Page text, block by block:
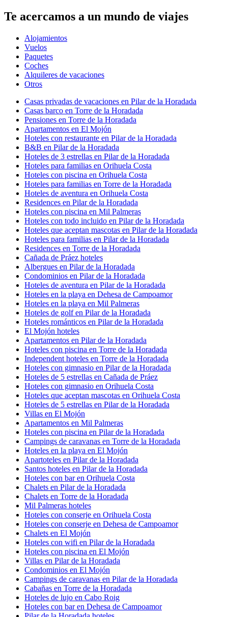
Te acercamos a un mundo de viajes
Alojamientos
Vuelos
Paquetes
Coches
Alquileres de vacaciones
Otros
Casas privadas de vacaciones en Pilar de la Horadada
Casas barco en Torre de la Horadada
Pensiones en Torre de la Horadada
Apartamentos en El Mojón
Hoteles con restaurante en Pilar de la Horadada
B&B en Pilar de la Horadada
Hoteles de 3 estrellas en Pilar de la Horadada
Hoteles para familias en Orihuela Costa
Hoteles con piscina en Orihuela Costa
Hoteles para familias en Torre de la Horadada
Hoteles de aventura en Orihuela Costa
Residences en Pilar de la Horadada
Hoteles con piscina en Mil Palmeras
Hoteles con todo incluido en Pilar de la Horadada
Hoteles que aceptan mascotas en Pilar de la Horadada
Hoteles para familias en Pilar de la Horadada
Residences en Torre de la Horadada
Cañada de Práez hoteles
Albergues en Pilar de la Horadada
Condominios en Pilar de la Horadada
Hoteles de aventura en Pilar de la Horadada
Hoteles en la playa en Dehesa de Campoamor
Hoteles en la playa en Mil Palmeras
Hoteles de golf en Pilar de la Horadada
Hoteles románticos en Pilar de la Horadada
El Mojón hoteles
Apartamentos en Pilar de la Horadada
Hoteles con piscina en Torre de la Horadada
Independent hoteles en Torre de la Horadada
Hoteles con gimnasio en Pilar de la Horadada
Hoteles de 5 estrellas en Cañada de Práez
Hoteles con gimnasio en Orihuela Costa
Hoteles que aceptan mascotas en Orihuela Costa
Hoteles de 5 estrellas en Pilar de la Horadada
Villas en El Mojón
Apartamentos en Mil Palmeras
Hoteles con piscina en Pilar de la Horadada
Campings de caravanas en Torre de la Horadada
Hoteles en la playa en El Mojón
Apartoteles en Pilar de la Horadada
Santos hoteles en Pilar de la Horadada
Hoteles con bar en Orihuela Costa
Chalets en Pilar de la Horadada
Chalets en Torre de la Horadada
Mil Palmeras hoteles
Hoteles con conserje en Orihuela Costa
Hoteles con conserje en Dehesa de Campoamor
Chalets en El Mojón
Hoteles con wifi en Pilar de la Horadada
Hoteles con piscina en El Mojón
Villas en Pilar de la Horadada
Condominios en El Mojón
Campings de caravanas en Pilar de la Horadada
Cabañas en Torre de la Horadada
Hoteles de lujo en Cabo Roig
Hoteles con bar en Dehesa de Campoamor